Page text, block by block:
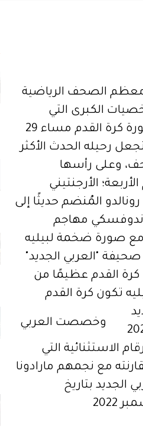
من عام 2022، منحت معظم الصحف الرياضية
للشخصيات الكبرى التي
خطفت الأضواء خلال العام. وجاءت وفاة البرازيلي بيليه أسطورة كرة القدم مساء 29
لتجعل رحيله الحدث الأكثر
وعلى رأسها
الأرجنتيني
المُنضم حديثًا إلى
مهاجم
مع صورة ضخمة لبيليه
"العربي الجديد"
كرة القدم عظيمًا من
تكون كرة القدم
وخصصت العربي
الاستثنائية التي
مع نجمهم مارادونا